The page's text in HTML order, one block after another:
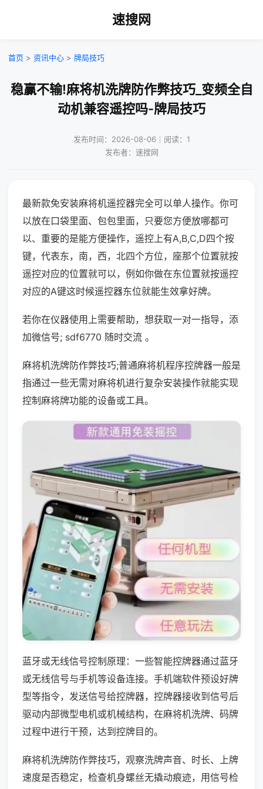
速搜网
首页 > 资讯中心 > 牌局技巧
稳赢不输!麻将机洗牌防作弊技巧_变频全自
动机兼容遥控吗-牌局技巧
发布时间：2026-08-06｜阅读：1
发布者：速搜网
最新款免安装麻将机遥控器完全可以单人操作。你可
以放在口袋里面、包包里面，只要您方便放哪都可
以、重要的是能方便操作，遥控上有A,B,C,D四个按
键，代表东，南，西，北四个方位，座那个位置就按
遥控对应的位置就可以，例如你做在东位置就按遥控
对应的A键这时候遥控器东位就能生效拿好牌。
若你在仪器使用上需要帮助，想获取一对一指导，添
加微信号; sdf6770 随时交流 。
麻将机洗牌防作弊技巧;普通麻将机程序控牌器一般是
指通过一些无需对麻将机进行复杂安装操作就能实现
控制麻将牌功能的设备或工具。
蓝牙或无线信号控制原理：一些智能控牌器通过蓝牙
或无线信号与手机等设备连接。手机端软件预设好牌
型等指令，发送信号给控牌器，控牌器接收到信号后
驱动内部微型电机或机械结构，在麻将机洗牌、码牌
过程中进行干预，达到控牌目的。
麻将机洗牌防作弊技巧，观察洗牌声音、时长、上牌
速度是否稳定，检查机身螺丝无撬动痕迹，用信号检